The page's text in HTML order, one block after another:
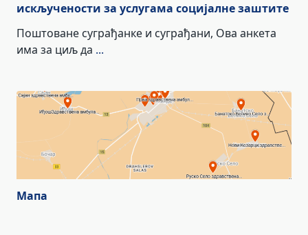
искључености за услугама социјалне заштите
Поштоване суграђанке и суграђани, Ова анкета
има за циљ да ...
Мапа